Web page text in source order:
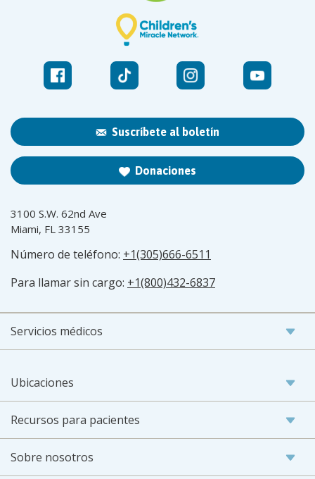
Suscríbete al boletín
Donaciones
3100 S.W. 62nd Ave
Miami, FL 33155
Número de teléfono: +1(305)666-6511
Para llamar sin cargo: +1(800)432-6837
Servicios médicos
Ubicaciones
Recursos para pacientes
Sobre nosotros